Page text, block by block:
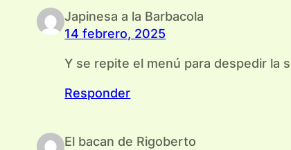
Japinesa a la Barbacola
14 febrero, 2025
Y se repite el menú para despedir la
Responder
El bacan de Rigoberto